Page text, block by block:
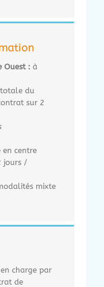
Ouest : à
du
sur 2
centre
jours /
mixte
charge par
de